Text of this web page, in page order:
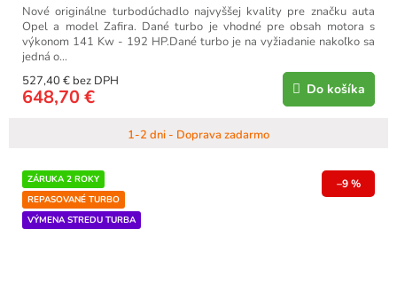
1-2 dni - Doprava zadarmo
527,40 € bez DPH
648,70 € Do košíka
Nové originálne turbodúchadlo najvyššej kvality pre značku auta
Opel a model Zafira. Dané turbo je vhodné pre obsah motora s
výkonom 141 Kw - 192 HP.Dané turbo je na vyžiadanie nakoľko sa
jedná o...
ZÁRUKA 2 ROKY
REPASOVANÉ TURBO
VÝMENA STREDU TURBA
–9 %